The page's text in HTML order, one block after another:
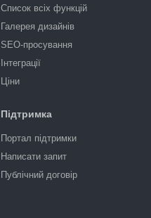
Список всіх функцій
Галерея дизайнів
SEO-просування
Інтеграції
Ціни
Підтримка
Портал підтримки
Написати запит
Публічний договір